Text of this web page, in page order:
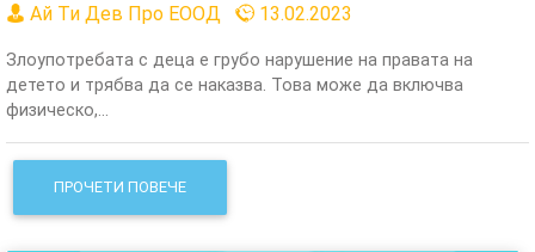
Ай Ти Дев Про ЕООД 13.02.2023
Злоупотребата с деца е грубо нарушение на правата на
детето и трябва да се наказва. Това може да включва
физическо,...
ПРОЧЕТИ ПОВЕЧЕ